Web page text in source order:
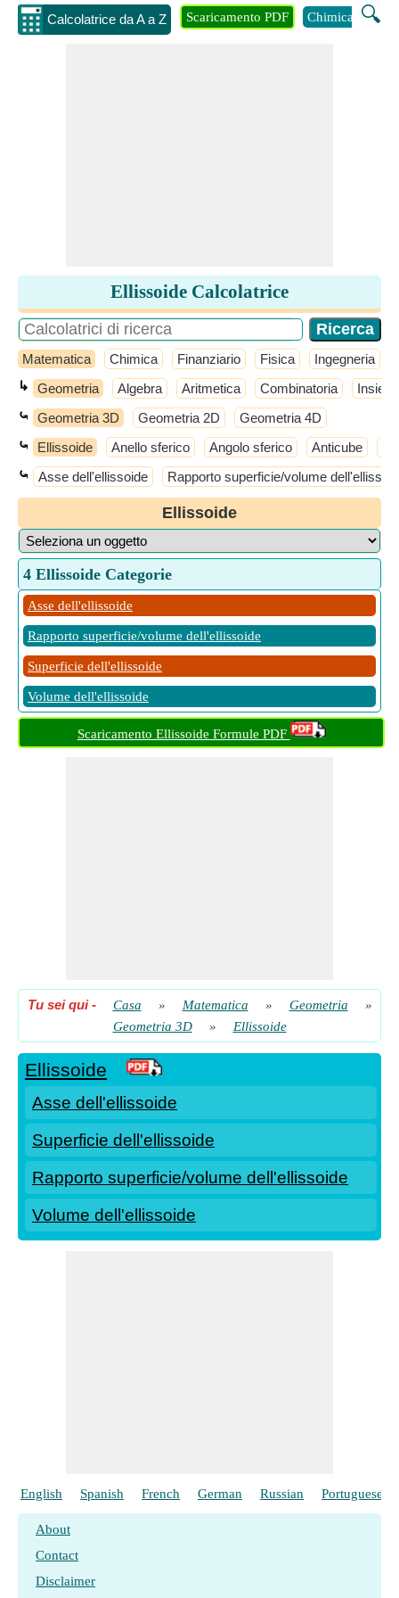
Calcolatrice da A a Z 🔍
Scaricamento PDF Chimica
Ellissoide Calcolatrice
Matematica Chimica Finanziario Fisica Ingegneria
↳ Geometria Algebra Aritmetica Combinatoria
⤿ Geometria 3D Geometria 2D Geometria 4D
⤿ Ellissoide Anello sferico Angolo sferico Anticube
⤿ Asse dell'ellissoide Rapporto superficie/volume
Ellissoide
4 Ellissoide Categorie
Asse dell'ellissoide
Rapporto superficie/volume dell'ellissoide
Superficie dell'ellissoide
Volume dell'ellissoide
Scaricamento Ellissoide Formule PDF
Tu sei qui- Casa » Matematica » Geometria
»
Geometria 3D
» Ellissoide
Ellissoide
Asse dell'ellissoide
Superficie dell'ellissoide
Rapporto superficie/volume dell'ellissoide
Volume dell'ellissoide
English Spanish French German Russian Portuguese
About
Contact
Disclaimer